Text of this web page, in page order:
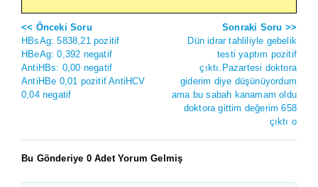
<< Önceki Soru
HBsAg: 5838,21 pozitif
HBeAg: 0,392 negatif
AntiHBs: 0,00 negatif
AntiHBe 0,01 pozitif AntiHCV
0,04 negatif
Sonraki Soru >>
Dün idrar tahliliyle gebelik
testi yaptım pozitif
çıktı.Pazartesi doktora
giderim diye düşünüyordum
ama bu sabah kanamam oldu
doktora gittim değerim 658
çıktı o
Bu Gönderiye 0 Adet Yorum Gelmiş